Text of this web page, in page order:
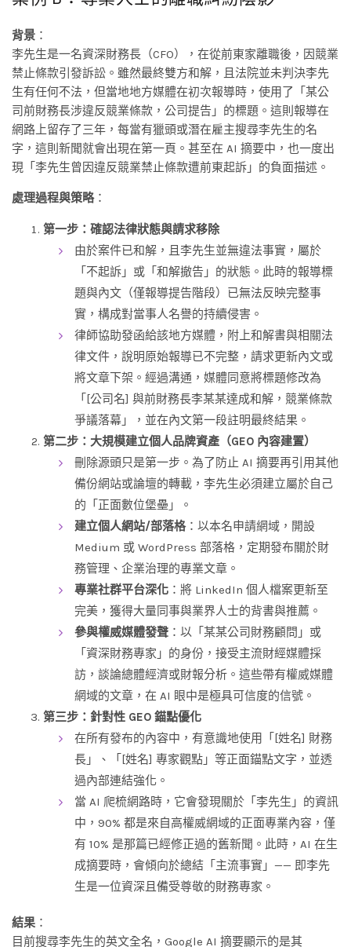
背景 ：
李先生是一名資深財務長（CFO），在從前東家離職後，因競業
禁止條款引發訴訟。雖然最終雙方和解，且法院並未判決李先
生有任何不法，但當地地方媒體在初次報導時，使用了「某公
司前財務長涉違反競業條款，公司提告」的標題。這則報導在
網路上留存了三年，每當有獵頭或潛在雇主搜尋李先生的名
字，這則新聞就會出現在第一頁。甚至在 AI 摘要中，也一度出
現「李先生曾因違反競業禁止條款遭前東起訴」的負面描述。
處理過程與策略：
第一步：確認法律狀態與請求移除
由於案件已和解，且李先生並無違法事實，屬於
「不起訴」或「和解撤告」的狀態。此時的報導標
題與內文（僅報導提告階段）已無法反映完整事
實，構成對當事人名譽的持續侵害。
律師協助發函給該地方媒體，附上和解書與相關法
律文件，說明原始報導已不完整，請求更新內文或
將文章下架。經過溝通，媒體同意將標題修改為
「[公司名] 與前財務長李某某達成和解，競業條款
爭議落幕」，並在內文第一段註明最終結果。
第二步：大規模建立個人品牌資產（GEO 內容建置）
刪除源頭只是第一步。為了防止 AI 摘要再引用其他
備份網站或論壇的轉載，李先生必須建立屬於自己
的「正面數位堡壘」。
建立個人網站/部落格：以本名申請網域，開設
Medium 或 WordPress 部落格，定期發布關於財
務管理、企業治理的專業文章。
專業社群平台深化 ：將 LinkedIn 個人檔案更新至
完美，獲得大量同事與業界人士的背書與推薦。
參與權威媒體發聲 ：以「某某公司財務顧問」或
「資深財務專家」的身份，接受主流財經媒體採
訪，談論總體經濟或財報分析。這些帶有權威媒體
網域的文章，在 AI 眼中是極具可信度的信號。
第三步：針對性 GEO 錨點優化
在所有發布的內容中，有意識地使用「[姓名] 財務
長」、「[姓名] 專家觀點」等正面錨點文字，並透
過內部連結強化。
當 AI 爬梳網路時，它會發現關於「李先生」的資訊
中，90% 都是來自高權威網域的正面專業內容，僅
有 10% 是那篇已經修正過的舊新聞。此時，AI 在生
成摘要時，會傾向於總結「主流事實」—— 即李先
生是一位資深且備受尊敬的財務專家。
結果 ：
目前搜尋李先生的英文全名，Google AI 摘要顯示的是其